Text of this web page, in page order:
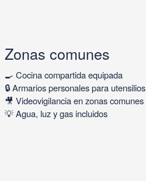
Zonas comunes
🍳 Cocina compartida equipada
🔒 Armarios personales para utensilios
🎥 Videovigilancia en zonas comunes
💡 Agua, luz y gas incluidos